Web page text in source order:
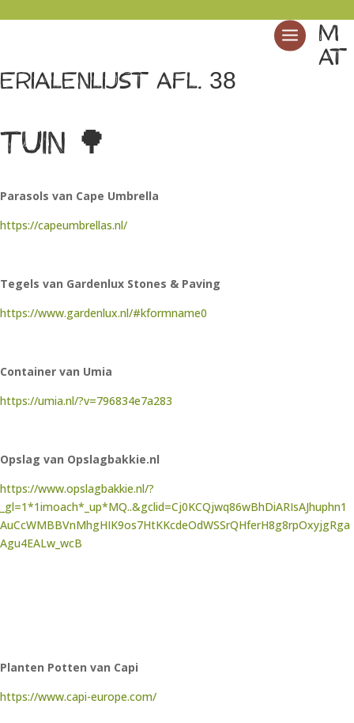
M
at
erialenlijst afl. 38
Tuin 🌳
Parasols van Cape Umbrella
https://capeumbrellas.nl/
Tegels van Gardenlux Stones & Paving
https://www.gardenlux.nl/#kformname0
Container van Umia
https://umia.nl/?v=796834e7a283
Opslag van Opslagbakkie.nl
https://www.opslagbakkie.nl/?
_gl=1*1imoach*_up*MQ..&gclid=Cj0KCQjwq86wBhDiARIsAJhuphn1
AuCcWMBBVnMhgHIK9os7HtKKcdeOdWSSrQHferH8g8rpOxyjgRga
Agu4EALw_wcB
Planten Potten van Capi
https://www.capi-europe.com/